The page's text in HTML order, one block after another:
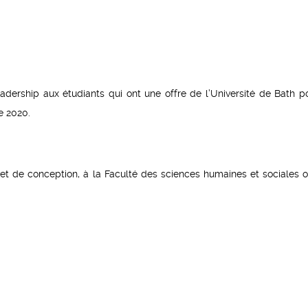
aux étudiants qui ont une offre de l’Université de Bath
2020.
de conception, à la Faculté des sciences humaines et sociales